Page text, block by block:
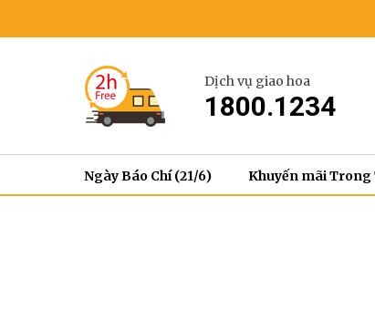
Dịch vụ giao hoa
1800.1234
Ngày Báo Chí (21/6) Khuyến mãi Trong